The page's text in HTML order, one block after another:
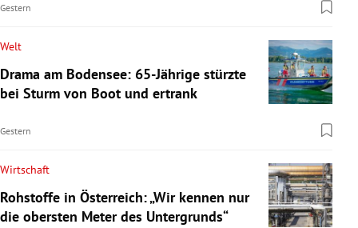
Gestern
Welt
Drama am Bodensee: 65-Jährige stürzte
bei Sturm von Boot und ertrank
Gestern
Wirtschaft
Rohstoffe in Österreich: „Wir kennen nur
die obersten Meter des Untergrunds“